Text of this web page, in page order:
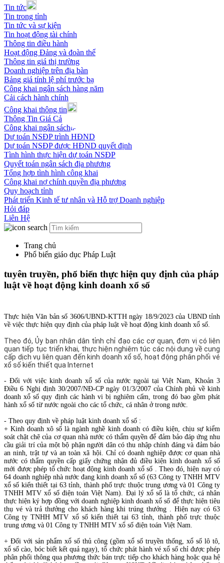
Tin tức
Tin trong tỉnh
Tin tức và sự kiện
Tin hoạt động tài chính
Thông tin điều hành
Hoạt động Đảng và đoàn thể
Thông tin giá thị trường
Doanh nghiệp trên địa bàn
Bảng giá tính lệ phí trước bạ
Công khai ngân sách hàng năm
Cải cách hành chính
Công khai thông tin
Thông Tin Giá Cả
Công khai ngân sách
Dự toán NSĐP trình HĐND
Dự toán NSĐP được HĐND quyết định
Tình hình thực hiện dự toán NSĐP
Quyết toán ngân sách địa phương
Tổng hợp tình hình công khai
Công khai nợ chính quyền địa phương
Quy hoạch tỉnh
Phát triển Kinh tế tư nhân và Hỗ trợ Doanh nghiệp
Hỏi đáp
Liên Hệ
Trang chủ
Phổ biến giáo dục Pháp Luật
tuyên truyền, phổ biến thực hiện quy định của pháp
luật về hoạt động kinh doanh xổ số
Thực hiện Văn bản số 3606/UBND-KTTH ngày 18/9/2023 của UBND tỉnh
về việc thực hiện quy định của pháp luật về hoạt động kinh doanh xổ số.
Theo đó, Ủy ban nhân dân tỉnh chỉ đạo các cơ quan, đơn vị có liên
quan tiếp tục triển khai, thực hiện nghiêm túc các nội dung về cung
cấp dịch vụ liên quan đến kinh doanh xổ số, hoạt động phân phối vé
xổ số kiến thiết qua Internet
- Đối với việc kinh doanh xổ số của nước ngoài tại Việt Nam, Khoản 3
Điều 6 Nghị định 30/2007/NĐ-CP ngày 01/3/2007 của Chính phủ về kinh
doanh xổ số quy định các hành vi bị nghiêm cấm, trong đó bao gồm phát
hành xổ số từ nước ngoài cho các tổ chức, cá nhân ở trong nước.
- Theo quy định về pháp luật kinh doanh xổ số :
+ Kinh doanh xô số là ngành nghề kinh doanh có điều kiện, chịu sự kiểm
soát chặt chẽ của cơ quan nhà nước có thẩm quyền để đảm bảo đáp ứng nhu
cầu giải trí của một bộ phận người dân có thu nhập chính đáng và đảm bảo
an ninh, trật tự và an toàn xã hội. Chỉ có doanh nghiệp được cơ quan nhà
nước có thẩm quyền cấp giấy chứng nhận đủ điều kiện kinh doanh xổ số
mới được phép tổ chức hoạt động kinh doanh xổ số . Theo đó, hiện nay có
64 doanh nghiệp nhà nước đang kinh doanh xổ số (63 Công ty TNHH MTV
xổ số kiến thiết tại 63 tỉnh, thành phố trực thuộc trung ương và 01 Công ty
TNHH MTV xổ số điện toán Việt Nam). Đại lý xổ số là tổ chức, cá nhân
thực hiện ký hợp đồng với doanh nghiệp kinh doanh xổ số để thực hiện tiêu
thụ vé và trả thưởng cho khách hàng khi trúng thưởng . Hiện nay có 63
Công ty TNHH MTV xổ số kiến thiết tại 63 tỉnh, thành phố trực thuộc
trung ương và 01 Công ty TNHH MTV xổ số điện toán Việt Nam.
+ Đối với sản phẩm xổ số thủ công (gồm xổ số truyền thống, xổ số lô tô,
xổ số cào, bóc biết kết quả ngay), tổ chức phát hành vé xổ số chỉ được phép
phân phối thông qua phương thức bán trực tiếp cho khách hàng hoặc qua hệ